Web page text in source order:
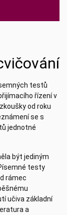
testů
řízení v
od roku
se s
jednotné
být jediným
testy
rámec
učiva základní
a